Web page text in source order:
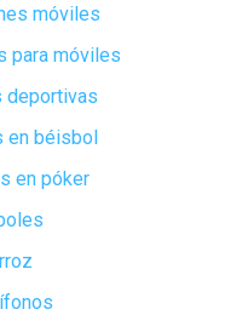
móviles
para móviles
deportivas
en béisbol
en póker